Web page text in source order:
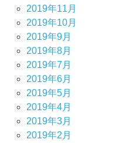
2019年11月
2019年10月
2019年9月
2019年8月
2019年7月
2019年6月
2019年5月
2019年4月
2019年3月
2019年2月